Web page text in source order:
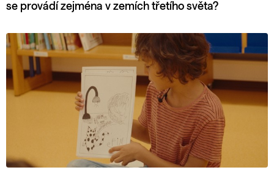
se provádí zejména v zemích třetího světa?